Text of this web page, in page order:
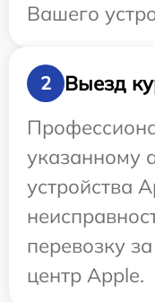
Вашего
2
Выезд
указанному
устройства
перевозку
центр Apple.